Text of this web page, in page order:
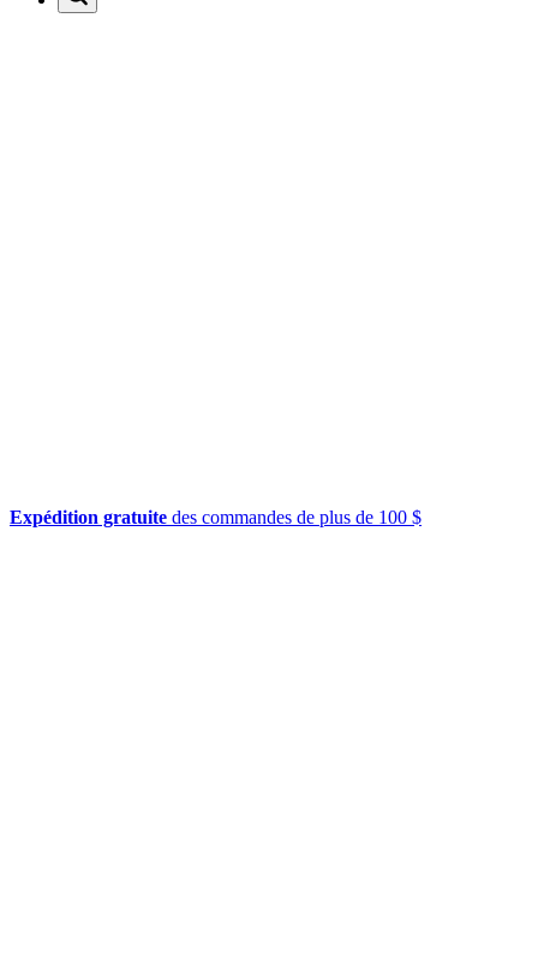
Expédition gratuite des commandes de plus de 100 $